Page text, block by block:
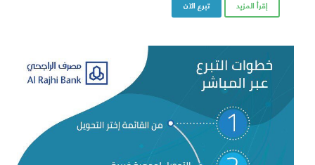
إقرأ المزيد تبرع الآن